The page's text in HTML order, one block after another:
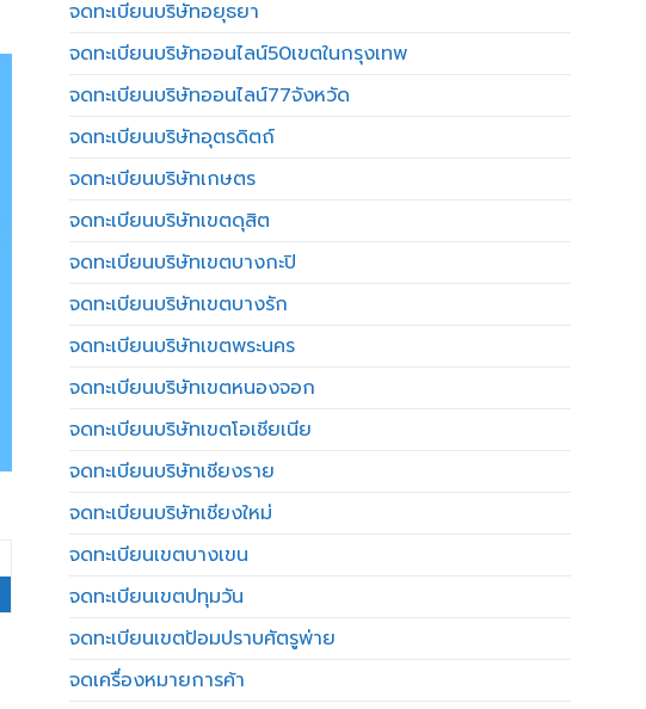
จดทะเบียนบริษัทอยุธยา
จดทะเบียนบริษัทออนไลน์50เขตในกรุงเทพ
จดทะเบียนบริษัทออนไลน์77จังหวัด
จดทะเบียนบริษัทอุตรดิตถ์
จดทะเบียนบริษัทเกษตร
จดทะเบียนบริษัทเขตดุสิต
จดทะเบียนบริษัทเขตบางกะปิ
จดทะเบียนบริษัทเขตบางรัก
จดทะเบียนบริษัทเขตพระนคร
จดทะเบียนบริษัทเขตหนองจอก
จดทะเบียนบริษัทเขตโอเชียเนีย
จดทะเบียนบริษัทเชียงราย
จดทะเบียนบริษัทเชียงใหม่
จดทะเบียนเขตบางเขน
จดทะเบียนเขตปทุมวัน
จดทะเบียนเขตป้อมปราบศัตรูพ่าย
จดเครื่องหมายการค้า